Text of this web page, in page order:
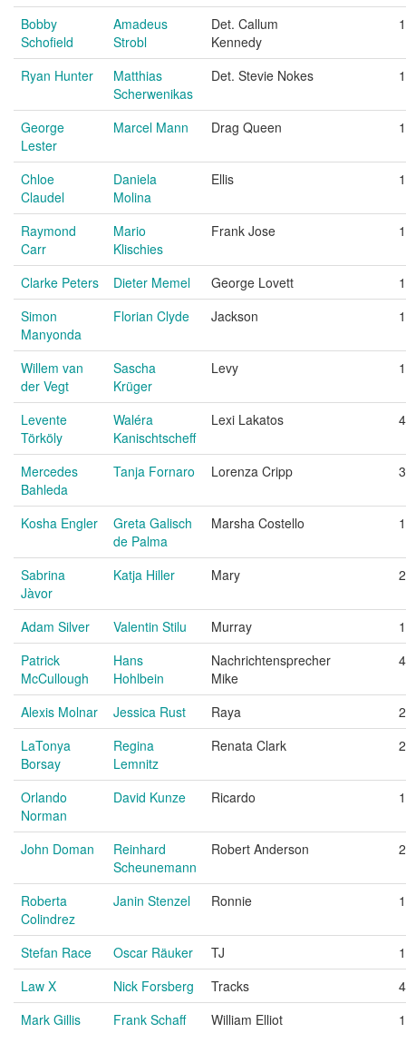
Bobby
Schofield
Amadeus
Strobl
Det. Callum
Kennedy
Ryan Hunter
Matthias
Scherwenikas
Det. Stevie Nokes
George
Lester
Marcel Mann Drag Queen
Chloe
Claudel
Daniela
Molina
Ellis
Raymond
Carr
Mario
Klischies
Frank Jose
Clarke Peters Dieter Memel George Lovett
Simon
Manyonda
Florian Clyde Jackson
Willem van
der Vegt
Sascha
Krüger
Levy
Levente
Törköly
Waléra
Kanischtscheff
Lexi Lakatos
Mercedes
Bahleda
Tanja Fornaro Lorenza Cripp 3
Kosha Engler
Greta Galisch
de Palma
Marsha Costello
Sabrina
Jàvor
Katja Hiller Mary 2
Adam Silver Valentin Stilu Murray
Patrick
McCullough
Hans
Hohlbein
Nachrichtensprecher
Mike
4
Alexis Molnar Jessica Rust Raya
LaTonya
Borsay
Regina
Lemnitz
Renata Clark
Orlando
Norman
David Kunze Ricardo
John Doman
Reinhard
Scheunemann
Robert Anderson
Roberta
Colindrez
Janin Stenzel Ronnie
Stefan Race Oscar Räuker TJ
Law X
Nick Forsberg Tracks
4
Mark Gillis
Frank Schaff William Elliot